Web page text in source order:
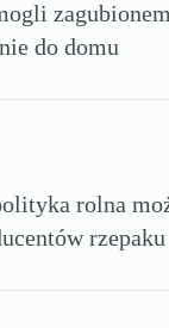
do domu
rolna
rzepaku